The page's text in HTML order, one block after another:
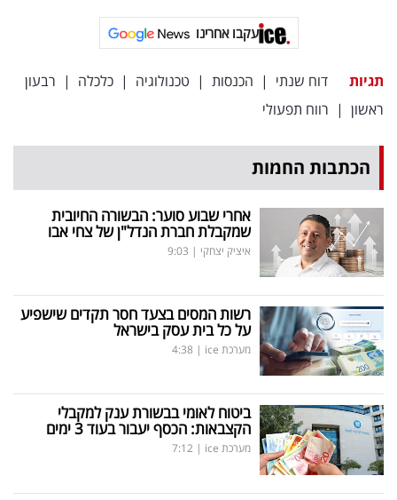
עקבו אחרינו
תגיות דוח שנתי | הכנסות | טכנולוגיה | כלכלה | רבעון
ראשון | רווח תפעולי
הכתבות החמות
אחרי שבוע סוער: הבשורה החיובית
שמקבלת חברת הנדל"ן של צחי אבו
איציק יצחקי |
9:03
רשות המסים בצעד חסר תקדים שישפיע
על כל בית עסק בישראל
מערכת ice |
4:38
ביטוח לאומי בבשורת ענק למקבלי
הקצבאות: הכסף יעבור בעוד 3 ימים
מערכת ice |
7:12